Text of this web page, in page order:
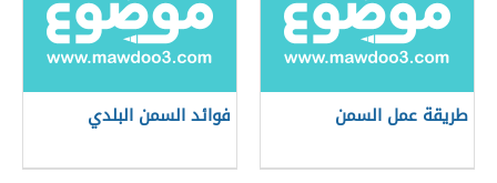
طريقة عمل السمن فوائد السمن البلدي